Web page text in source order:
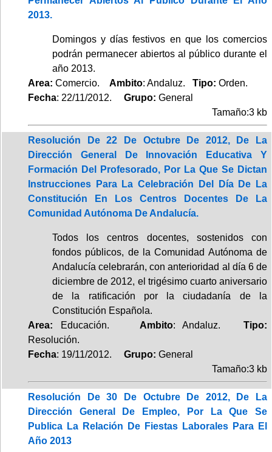
2013.
Domingos y días festivos en que los comercios
podrán permanecer abiertos al público durante el
año 2013.
Area: Comercio. Ambito: Andaluz. Tipo: Orden.
Fecha: 22/11/2012. Grupo: General
Tamaño:3 kb
Resolución De 22 De Octubre De 2012, De La
Dirección General De Innovación Educativa Y
Formación Del Profesorado, Por La Que Se Dictan
Instrucciones Para La Celebración Del Día De La
Constitución En Los Centros Docentes De La
Comunidad Autónoma De Andalucía.
Todos los centros docentes, sostenidos con
fondos públicos, de la Comunidad Autónoma de
Andalucía celebrarán, con anterioridad al día 6 de
diciembre de 2012, el trigésimo cuarto aniversario
de la ratificación por la ciudadanía de la
Constitución Española.
Area: Educación. Ambito: Andaluz.Tipo:
Resolución.
Fecha: 19/11/2012. Grupo: General
Tamaño:3 kb
Resolución De 30 De Octubre De 2012, De La
Dirección General De Empleo, Por La Que Se
Publica La Relación De Fiestas Laborales Para El
Año 2013